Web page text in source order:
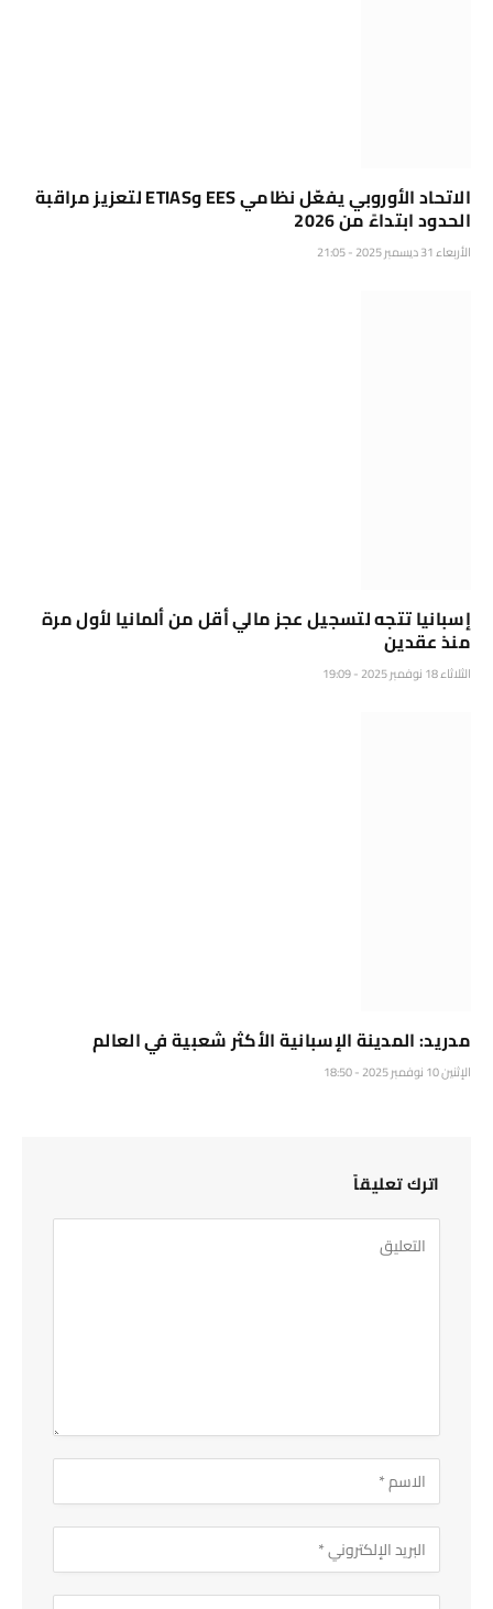
الاتحاد الأوروبي يفعّل نظامي EES وETIAS لتعزيز مراقبة
الحدود ابتداءً من 2026
الأربعاء 31 ديسمبر 2025 - 21:05
إسبانيا تتجه لتسجيل عجز مالي أقل من ألمانيا لأول مرة
منذ عقدين
الثلاثاء 18 نوفمبر 2025 - 19:09
مدريد: المدينة الإسبانية الأكثر شعبية في العالم
الإثنين 10 نوفمبر 2025 - 18:50
اترك تعليقاً